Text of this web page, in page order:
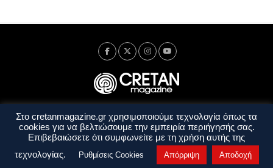
Ταυτότητα Πολιτική Απορρήτου
Όροι Χρήσης
Όροι και Προϋποθέσεις
Στο cretanmagazine.gr χρησιμοποιούμε τεχνολογία όπως τα
cookies για να βελτιώσουμε την εμπειρία περιήγησής σας.
Επιβεβαιώσετε ότι συμφωνείτε με τη χρήση αυτής της
τεχνολογίας.
Ρυθμίσεις Cookies Απόρριψη Αποδοχή